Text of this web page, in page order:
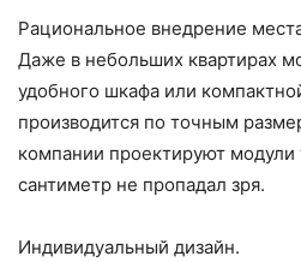
Рациональное внедрение
Даже в небольших квартирах
удобного шкафа или
производится по точным
компании проектируют модули
сантиметр не пропадал зря.
Индивидуальный дизайн.